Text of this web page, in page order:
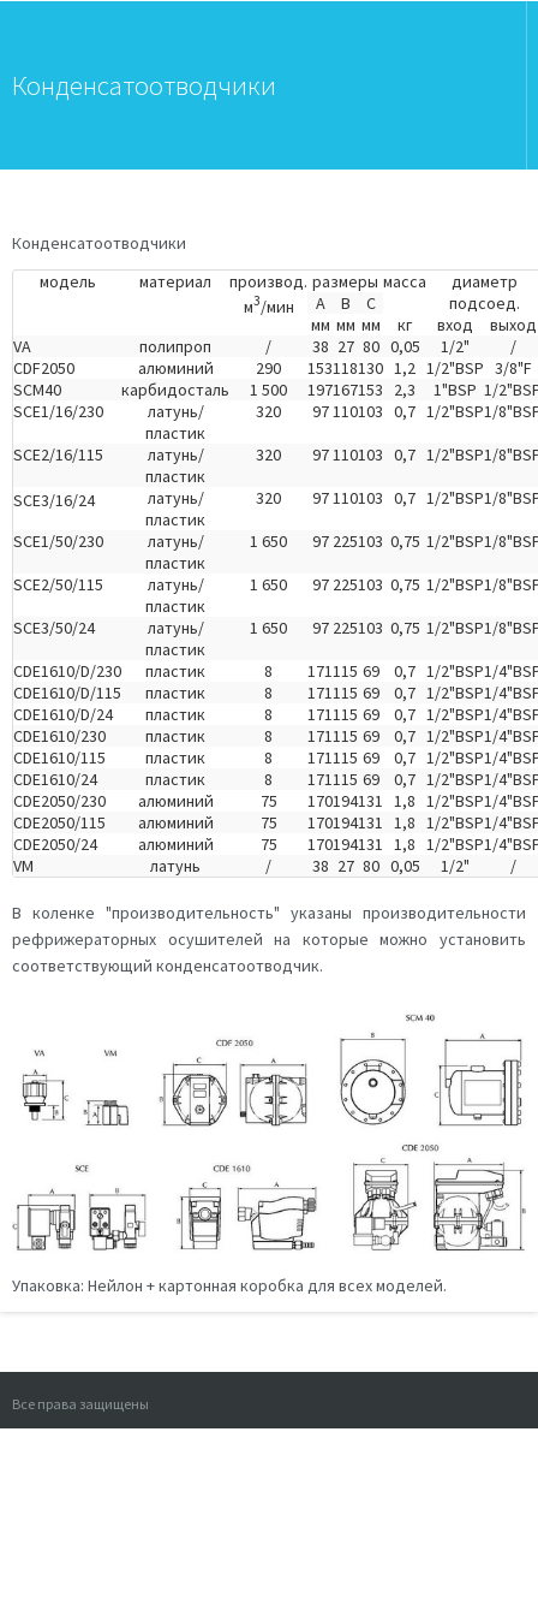
Конденсатоотводчики
Конденсатоотводчики
модель
материал
производ.
м3/мин
размеры масса
диаметр
подсоед.
А В
С
мм мм мм кг вход
выход
VA
полипроп / 38 27 80 0,05 1/2"
/
CDF2050
алюминий 290 153118130 1,2 1/2"BSP 3/8"F
SCM40
карбидосталь 1 500 197167153 2,3 1"BSP 1/
SCE1/16/230
латунь/
пластик
320 97110103 0,7 1/2"BSP1/
SCE2/16/115
латунь/
пластик
320 97110103 0,7 1/2"BSP1/
SCE3/16/24
латунь/
пластик
320 97110103 0,7 1/2"BSP1/
SCE1/50/230
латунь/
пластик
1 650 97 225103 0,75 1/2"BSP1/
SCE2/50/115
латунь/
пластик
1 650 97 225103 0,75 1/2"BSP1/
SCE3/50/24
латунь/
пластик
1 650 97 225103 0,75 1/2"BSP1/
CDE1610/D/230
пластик 8 171115 69 0,7 1/2"BSP1/
CDE1610/D/115
пластик 8 171115 69 0,7 1/2"BSP1/
CDE1610/D/24
пластик 8 171115 69 0,7 1/2"BSP1/
CDE1610/230
пластик 8 171115 69 0,7 1/2"BSP1/
CDE1610/115
пластик 8 171115 69 0,7 1/2"BSP1/
CDE1610/24
пластик 8 171115 69 0,7 1/2"BSP1/
CDE2050/230
алюминий 75 170194131 1,8 1/2"BSP1/
CDE2050/115
алюминий 75 170194131 1,8 1/2"BSP1/
CDE2050/24
алюминий 75 170194131 1,8 1/2"BSP1/
VM
латунь / 38 27 80 0,05 1/2" /
В коленке "производительность" указаны производительности
рефрижераторных осушителей на которые можно установить
соответствующий конденсатоотводчик.
Упаковка: Нейлон + картонная коробка для всех моделей.
Все права защищены